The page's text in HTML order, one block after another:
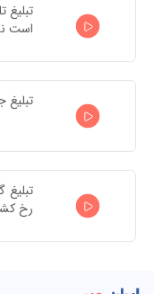
تبلیغ
است
رخ